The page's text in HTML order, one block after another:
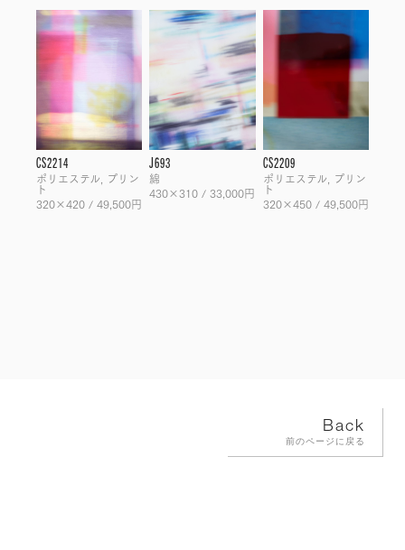
CS2214
ポリエステル, プリン
ト
320×420 / 49,500円
J693
綿
430×310 / 33,000円
CS2209
ポリエステル, プリン
ト
320×450 / 49,500円
Back
前のページに戻る